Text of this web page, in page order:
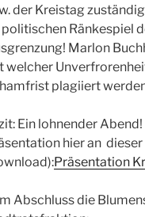
der Kreistag
Ränkespiel
Marlon
welcher
plagiiert
Ein lohnender
hier an
Präsentation
Abschluss die